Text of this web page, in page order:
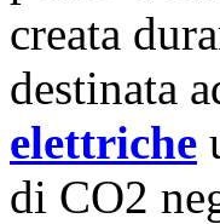
creata
destinata
elettriche
di CO2